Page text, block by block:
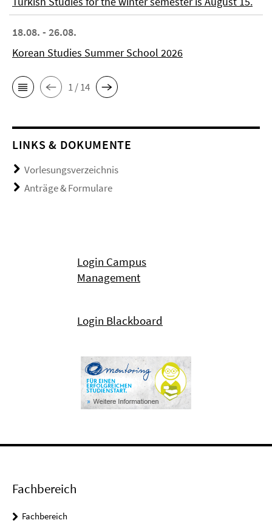
18.08. - 26.08.
Korean Studies Summer School 2026
1 / 14
LINKS & DOKUMENTE
Vorlesungsverzeichnis
Anträge & Formulare
Login Campus
Management
Login Blackboard
Fachbereich
Fachbereich